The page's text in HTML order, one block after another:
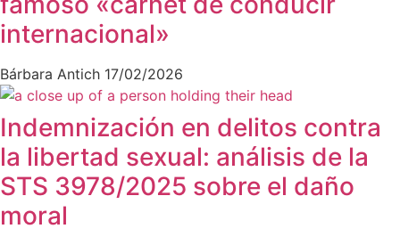
internacional»
Bárbara Antich 17/02/2026
Indemnización en delitos contra
la libertad sexual: análisis de la
STS 3978/2025 sobre el daño
moral